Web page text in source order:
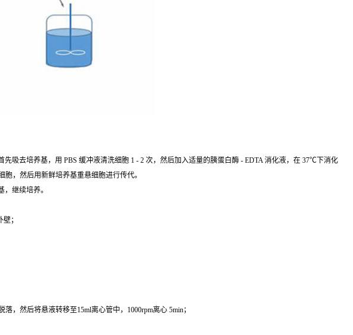
吸去培养基，用 PBS 缓冲液清洗细胞 1 - 2 次，然后加入适量的胰蛋白酶 - EDTA 消化液，在 37℃下消化
，然后用新鲜培养基重悬细胞进行传代。
继续培养。
；
，然后将悬液转移至15ml离心管中，1000rpm离心 5min；